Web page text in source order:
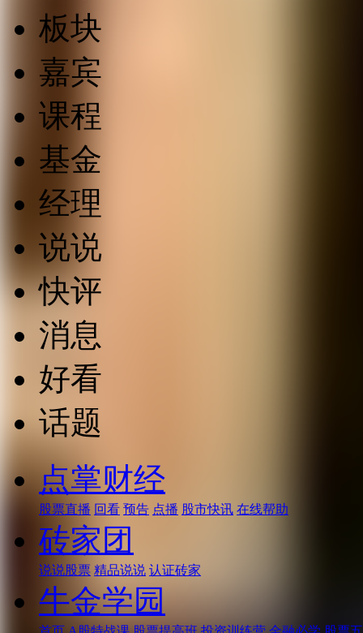
板块
嘉宾
课程
基金
经理
说说
快评
消息
好看
话题
点掌财经
股票直播 回看 预告 点播 股市快讯 在线帮助
砖家团
说说股票 精品说说 认证砖家
牛金学园